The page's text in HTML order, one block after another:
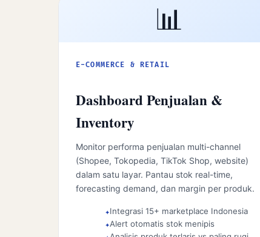
📊
E-COMMERCE & RETAIL
Dashboard Penjualan &
Inventory
Monitor performa penjualan multi-channel
(Shopee, Tokopedia, TikTok Shop, website)
dalam satu layar. Pantau stok real-time,
forecasting demand, dan margin per produk.
Integrasi 15+ marketplace Indonesia
Alert otomatis stok menipis